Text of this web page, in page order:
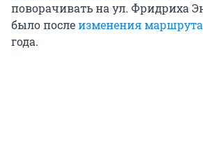
поворачивать на ул. Фридриха
было послеизменения маршрута
года.